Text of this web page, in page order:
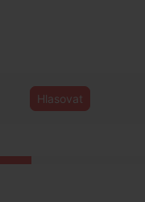
Hlasovat